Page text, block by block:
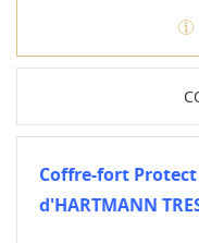
Coffre-fort
d'HARTMANN